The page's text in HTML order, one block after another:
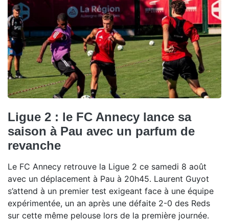
Ligue 2 : le FC Annecy lance sa
saison à Pau avec un parfum de
revanche
Le FC Annecy retrouve la Ligue 2 ce samedi 8 août
avec un déplacement à Pau à 20h45. Laurent Guyot
s’attend à un premier test exigeant face à une équipe
expérimentée, un an après une défaite 2-0 des Reds
sur cette même pelouse lors de la première journée.